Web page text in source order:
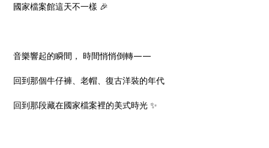
國家檔案館這天不一樣 🎉
音樂響起的瞬間， 時間悄悄倒轉——
回到那個牛仔褲、老帽、復古洋裝的年代
回到那段藏在國家檔案裡的美式時光 ✨